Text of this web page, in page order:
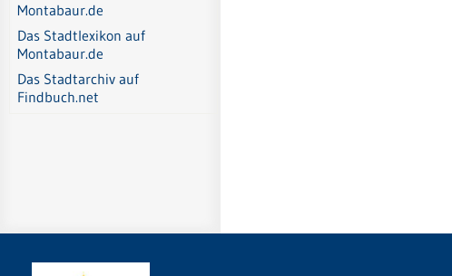
Montabaur.de
Das Stadtlexikon auf
Montabaur.de
Das Stadtarchiv auf
Findbuch.net